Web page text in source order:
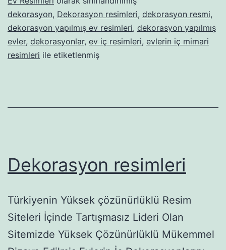
dekorasyon, Dekorasyon resimleri, dekorasyon resmi,
dekorasyon yapılmış ev resimleri, dekorasyon yapılmış
evler, dekorasyonlar, ev iç resimleri, evlerin iç mimari
resimleri ile etiketlenmiş
Dekorasyon resimleri
Türkiyenin Yüksek çözünürlüklü Resim
Siteleri İçinde Tartışmasız Lideri Olan
Sitemizde Yüksek Çözünürlüklü Mükemmel